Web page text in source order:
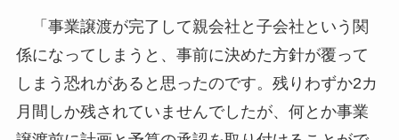
「事業譲渡が完了して親会社と子会社という関
係になってしまうと、事前に決めた方針が覆って
しまう恐れがあると思ったのです。残りわずか2カ
月間しか残されていませんでしたが、何とか事業